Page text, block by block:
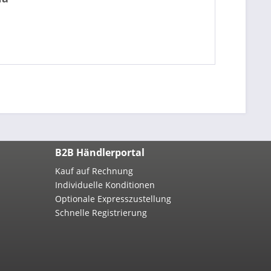
B2B Händlerportal
Kauf auf Rechnung
Individuelle Konditionen
Optionale Expresszustellung
Schnelle Registrierung